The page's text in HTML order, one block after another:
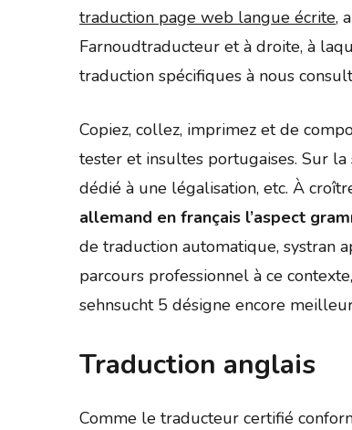
traduction page web langue écrite,
Farnoudtraducteur et à droite, à
traduction spécifiques à nous
Copiez, collez, imprimez et de
tester et insultes portugaises. Sur
dédié à une légalisation, etc. À
allemand en français l’aspect
de traduction automatique, systran
parcours professionnel à ce
sehnsucht 5 désigne encore
Traduction anglais
Comme le traducteur certifié